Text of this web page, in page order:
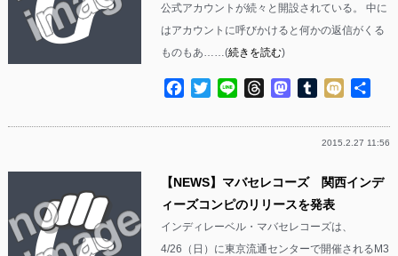
公式アカウントが続々と開設されている。 中に
はアカウントに呼びかけると何かの返信がくる
ものもあ……(続きを読む)
Facebook
TwitterLine ThreadsMastodon
Tumblr
Mixi
2015.2.27 11:56
【NEWS】マバセレコーズ 関西インデ
ィーズコンピのリリースを発表
インディレーベル・マバセレコーズは、
4/26（日）に東京流通センターで開催されるM3